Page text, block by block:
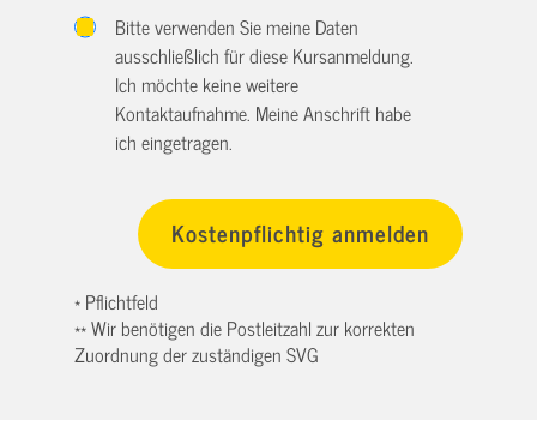
Bitte verwenden Sie meine Daten
ausschließlich für diese Kursanmeldung.
Ich möchte keine weitere
Kontaktaufnahme. Meine Anschrift habe
ich eingetragen.
* Pflichtfeld
** Wir benötigen die Postleitzahl zur korrekten
Zuordnung der zuständigen SVG